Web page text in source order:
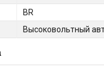
BR
Высоковольтный